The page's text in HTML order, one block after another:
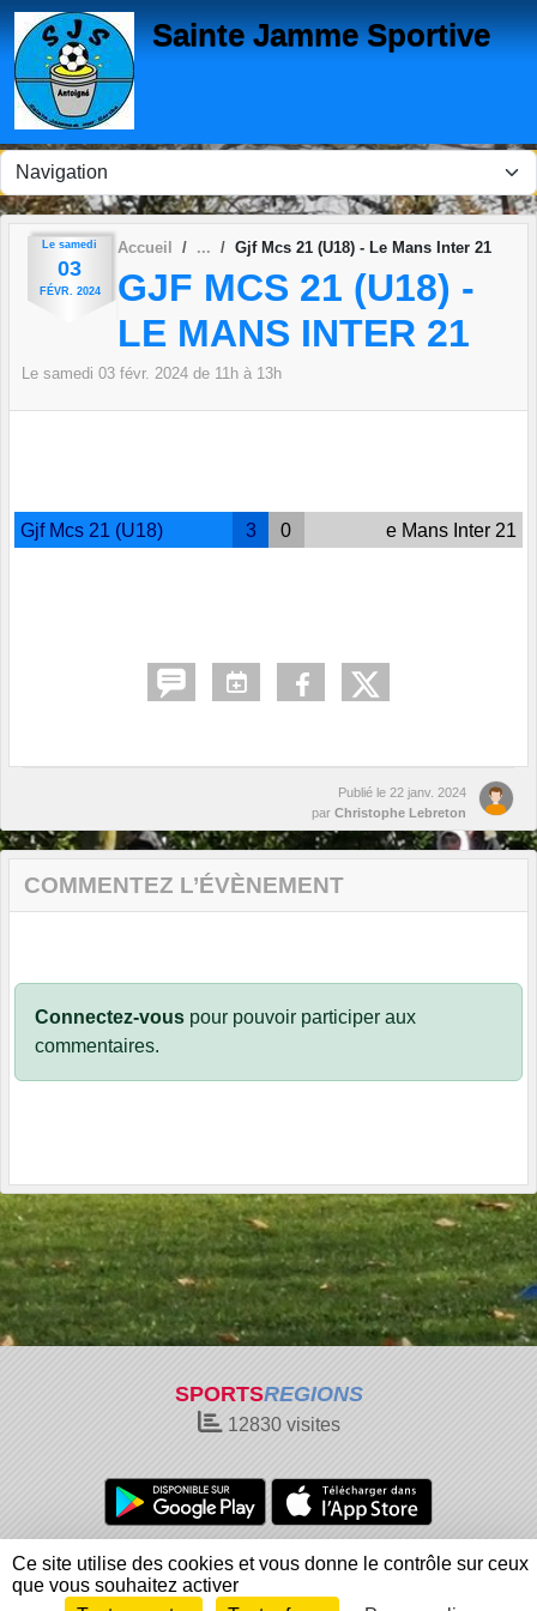
Sainte Jamme Sportive
Le samedi
03
FÉVR. 2024
Accueil Gjf Mcs 21 (U18) - Le Mans Inter 21
GJF MCS 21 (U18) -
LE MANS INTER 21
Le samedi 03 févr. 2024 de 11h à 13h
Gjf Mcs 21 (U18) 3 0 e Mans Inter 21
Publié le 22 janv. 2024
par Christophe Lebreton
COMMENTEZ L’ÉVÈNEMENT
Connectez-vous pour pouvoir participer aux
commentaires.
SPORTSREGIONS
12830visites
Charte cookies
Gestion des cookies
Informations légales
Signaler un contenu inapproprié
Panneau de gestion des cookies
Ce site utilise des cookies et vous donne le contrôle sur ceux
que vous souhaitez activer